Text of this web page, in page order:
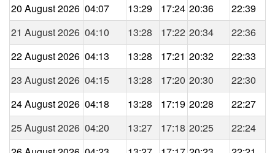
20 August 2026 04:07 13:29 17:24 20:36
22:39
21 August 2026 04:10 13:28 17:22 20:34
22:36
22 August 2026 04:13 13:28 17:21 20:32
22:33
23 August 2026 04:15 13:28 17:20 20:30
22:30
24 August 2026 04:18 13:28 17:19 20:28
22:27
25 August 2026 04:20 13:27 17:18 20:25
22:24